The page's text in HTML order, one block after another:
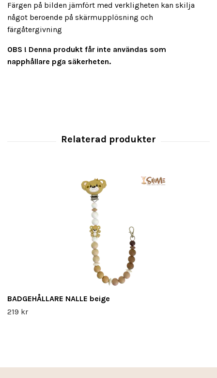
Färgen på bilden jämfört med verkligheten kan skilja
något beroende på skärmupplösning och
färgåtergivning
OBS ! Denna produkt får inte användas som
napphållare pga säkerheten.
BADGEHÅLLARE NALLE beige
219 kr